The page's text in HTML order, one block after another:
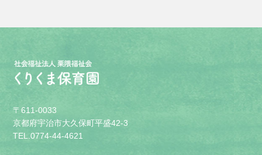
〒611-0033
京都府宇治市大久保町平盛42-3
TEL.0774-44-4621